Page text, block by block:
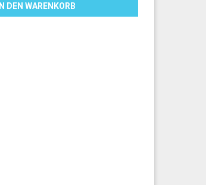
IN DEN WARENKORB